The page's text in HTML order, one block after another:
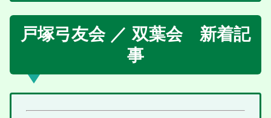
戸塚弓友会 ／ 双葉会 新着記
事